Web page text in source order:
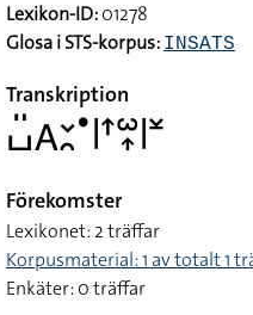
Lexikon-ID:01278
Glosa i STS-korpus: INSATS
Transkription
􌤖􌤺􌤤􌥖􌥘􌤟􌥼􌦃􌥱􌥾􌥼􌥸
Förekomster
Lexikonet: 2 träffar
Korpusmaterial: 1 av totalt 1
Enkäter: 0 träffar